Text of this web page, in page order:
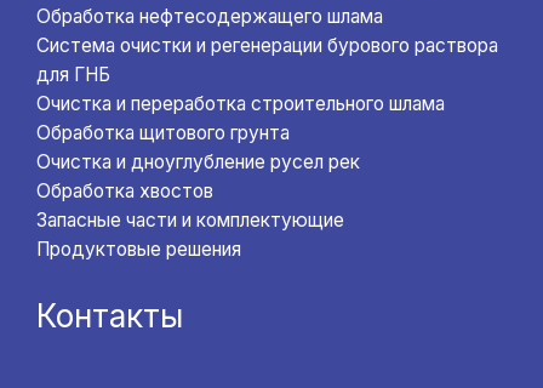
Обработка нефтесодержащего шлама
Система очистки и регенерации бурового раствора
для ГНБ
Очистка и переработка строительного шлама
Обработка щитового грунта
Очистка и дноуглубление русел рек
Обработка хвостов
Запасные части и комплектующие
Продуктовые решения
Контакты